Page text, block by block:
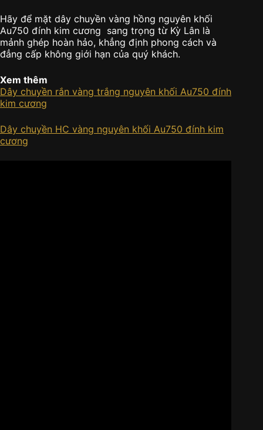
Hãy để mặt dây chuyền vàng hồng nguyên khối
Au750 đính kim cương sang trọng từ Kỳ Lân là
mảnh ghép hoàn hảo, khẳng định phong cách và
đẳng cấp không giới hạn của quý khách.
Xem thêm
Dây chuyền rắn vàng trắng nguyên khối Au750 đính
kim cương
Dây chuyền HC vàng nguyên khối Au750 đính kim
cương